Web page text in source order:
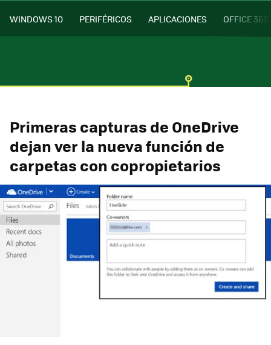
WINDOWS 10 PERIFÉRICOS APLICACIONES OFFICE 365
Primeras capturas de OneDrive
dejan ver la nueva función de
carpetas con copropietarios